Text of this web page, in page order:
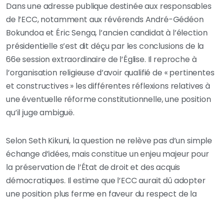
Dans une adresse publique destinée aux responsables
de l’ECC, notamment aux révérends André-Gédéon
Bokundoa et Éric Senga, l’ancien candidat à l’élection
présidentielle s’est dit déçu par les conclusions de la
66e session extraordinaire de l’Église. Il reproche à
l’organisation religieuse d’avoir qualifié de « pertinentes
et constructives » les différentes réflexions relatives à
une éventuelle réforme constitutionnelle, une position
qu’il juge ambiguë.
Selon Seth Kikuni, la question ne relève pas d’un simple
échange d’idées, mais constitue un enjeu majeur pour
la préservation de l’État de droit et des acquis
démocratiques. Il estime que l’ECC aurait dû adopter
une position plus ferme en faveur du respect de la